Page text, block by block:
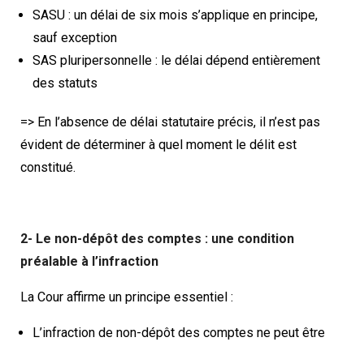
SASU : un délai de six mois s’applique en principe,
sauf exception
SAS pluripersonnelle : le délai dépend entièrement
des statuts
=> En l’absence de délai statutaire précis, il n’est pas
évident de déterminer à quel moment le délit est
constitué.
2- Le non-dépôt des comptes : une condition
préalable à l’infraction
La Cour affirme un principe essentiel :
L’infraction de non-dépôt des comptes ne peut être